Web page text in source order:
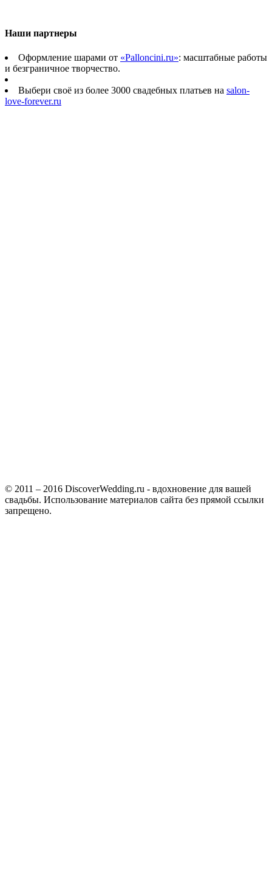
Наши партнеры
Оформление шарами от «Palloncini.ru»: масштабные работы
и безграничное творчество.
Выбери своё из более 3000 свадебных платьев на salon-
love-forever.ru
© 2011 – 2016 DiscoverWedding.ru - вдохновение для вашей
свадьбы. Использование материалов сайта без прямой ссылки
запрещено.